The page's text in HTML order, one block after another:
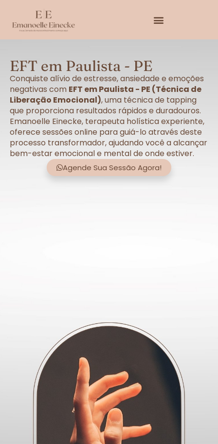
EFT em Paulista - PE
Conquiste alívio de estresse, ansiedade e emoções
negativas com EFT em Paulista - PE (Técnica de
Liberação Emocional), uma técnica de tapping
que proporciona resultados rápidos e duradouros.
Emanoelle Einecke, terapeuta holística experiente,
oferece sessões online para guiá-lo através deste
processo transformador, ajudando você a alcançar
bem-estar emocional e mental de onde estiver.
Agende Sua Sessão Agora!